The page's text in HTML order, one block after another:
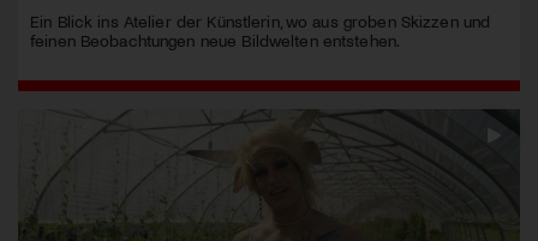
Ein Blick ins Atelier der Künstlerin, wo aus groben Skizzen und
feinen Beobachtungen neue Bildwelten entstehen.